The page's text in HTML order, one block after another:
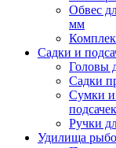
Обвес
мм
Садки и
Головы
Садки
Сумки и
Ручки
Удилища